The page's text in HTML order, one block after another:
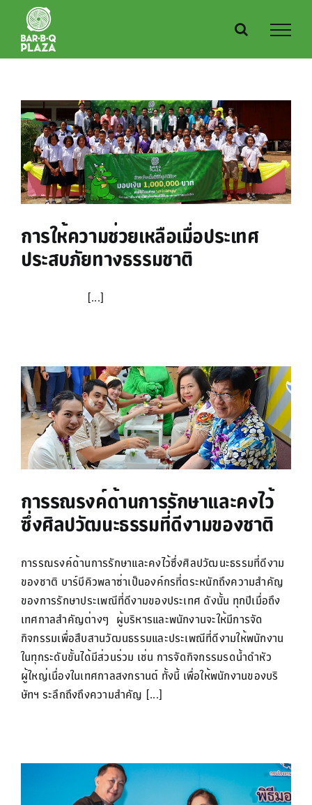
content
การให้ความช่วยเหลือเมื่อประเทศ
ประสบภัยทางธรรมชาติ
[...]
การรณรงค์ด้านการรักษาและคงไว้
ซึ่งศิลปวัฒนะธรรมที่ดีงามของชาติ
การรณรงค์ด้านการรักษาและคงไว้ซึ่งศิลปวัฒนะธรรมที่ดีงาม
ของชาติ บาร์บีคิวพลาซ่าเป็นองค์กรที่ตระหนักถึงความสำคัญ
ของการรักษาประเพณีที่ดีงามของประเทศ ดังนั้น ทุกปีเมื่อถึง
เทศกาลสำคัญต่างๆ ผู้บริหารและพนักงานจะให้มีการจัด
กิจกรรมเพื่อสืบสานวัฒนธรรมและประเพณีที่ดีงามให้พนักงาน
ในทุกระดับขั้นได้มีส่วนร่วม เช่น การจัดกิจกรรมรดน้ำดำหัว
ผู้ใหญ่เนื่องในเทศกาลสงกรานต์ ทั้งนี้ เพื่อให้พนักงานของบริ
ษัทฯ ระลึกถึงถึงความสำคัญ [...]